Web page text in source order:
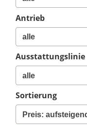
Antrieb
Ausstattungslinie
Sortierung